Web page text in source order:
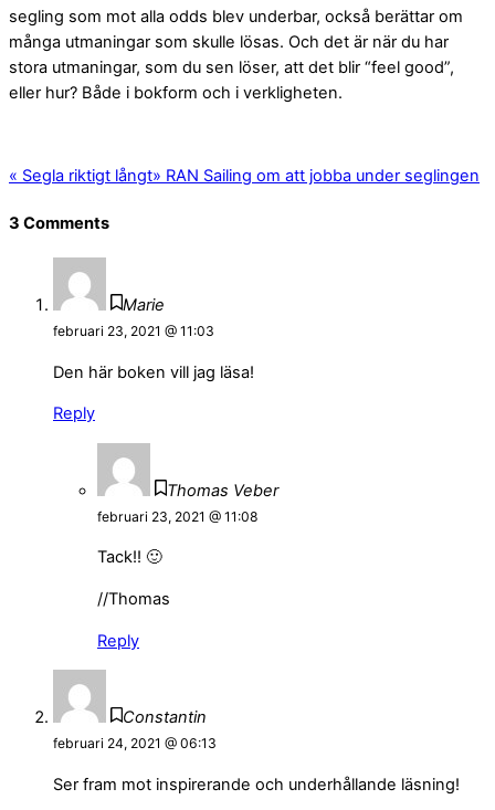
segling som mot alla odds blev underbar, också berättar om
många utmaningar som skulle lösas. Och det är när du har
stora utmaningar, som du sen löser, att det blir “feel good”,
eller hur? Både i bokform och i verkligheten.
« Segla riktigt långt» RAN Sailing om att jobba under seglingen
3 Comments
Marie
februari 23, 2021 @ 11:03
Den här boken vill jag läsa!
Reply
Thomas Veber
februari 23, 2021 @ 11:08
Tack!! 🙂
//Thomas
Reply
Constantin
februari 24, 2021 @ 06:13
Ser fram mot inspirerande och underhållande läsning!